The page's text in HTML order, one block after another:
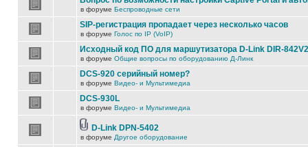
в форуме Беспроводные сети
SIP-регистрация пропадает через несколько часов
в форуме Голос по IP (VoIP)
Исходный код ПО для маршутизатора D-Link DIR-842V2
в форуме Общие вопросы по оборудованию Д-Линк
DCS-920 серийный номер?
в форуме Видео- и Мультимедиа
DCS-930L
в форуме Видео- и Мультимедиа
D-Link DPN-5402
в форуме Другое оборудование